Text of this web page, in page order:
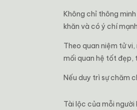
Không chỉ thông
khăn và có ý chí
Theo quan niệm tử
mối quan hệ tốt đẹp,
Nếu duy trì sự chăm
Tài lộc của mỗi